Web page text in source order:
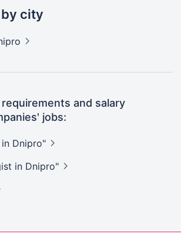
city
and salary
jobs:
Dnipro"
in Dnipro"